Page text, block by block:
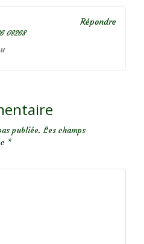
08268
Répondre
publiée. Les champs
*